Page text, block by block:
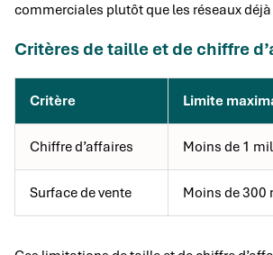
commerciales plutôt que les réseaux
Critères de taille et de chiffre
Critère Limite
Chiffre d’affaires Moins de 1
Surface de vente Moins de 300